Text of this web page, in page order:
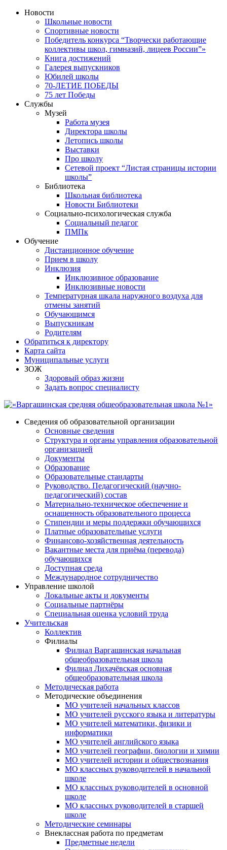
Новости
Школьные новости
Спортивные новости
Победитель конкурса “Творчески работающие
коллективы школ, гимназий, лицеев России”»
Книга достижений
Галерея выпускников
Юбилей школы
70-ЛЕТИЕ ПОБЕДЫ
75 лет Победы
Службы
Музей
Работа музея
Директора школы
Летопись школы
Выставки
Про школу
Сетевой проект “Листая страницы истории
школы”
Библиотека
Школьная библиотека
Новости Библиотеки
Социально-психологическая служба
Социальный педагог
ПМПк
Обучение
Дистанционное обучение
Прием в школу
Инклюзия
Инклюзивное образование
Инклюзивные новости
Температурная шкала наружного воздуха для
отмены занятий
Обучающимся
Выпускникам
Родителям
Обратиться к директору
Карта сайта
Муниципальные услуги
ЗОЖ
Здоровый образ жизни
Задать вопрос специалисту
Сведения об образовательной организации
Основные сведения
Структура и органы управления образовательной
организацией
Документы
Образование
Образовательные стандарты
Руководство. Педагогический (научно-
педагогический) состав
Материально-техническое обеспечение и
оснащенность образовательного процесса
Стипендии и меры поддержки обучающихся
Платные образовательные услуги
Финансово-хозяйственная деятельность
Вакантные места для приёма (перевода)
обучающихся
Доступная среда
Международное сотрудничество
Управление школой
Локальные акты и документы
Социальные партнёры
Специальная оценка условий труда
Учительская
Коллектив
Филиалы
Филиал Варгашинская начальная
общеобразовательная школа
Филиал Лихачёвская основная
общеобразовательная школа
Методическая работа
Методические объединения
МО учителей начальных классов
МО учителей русского языка и литературы
МО учителей математики, физики и
информатики
МО учителей английского языка
МО учителей географии, биологии и химии
МО учителей истории и обществознания
МО классных руководителей в начальной
школе
МО классных руководителей в основной
школе
МО классных руководителей в старшей
школе
Методические семинары
Внеклассная работа по предметам
Предметные недели